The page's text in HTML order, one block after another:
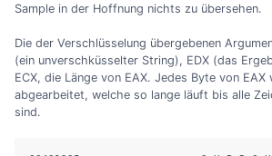
Sample in der Hoffnung nichts zu übersehen.
Die der Verschlüsselung übergebenen
(ein unverschküsselter String), EDX (das
ECX, die Länge von EAX. Jedes Byte von
abgearbeitet, welche so lange läuft bis alle
sind.